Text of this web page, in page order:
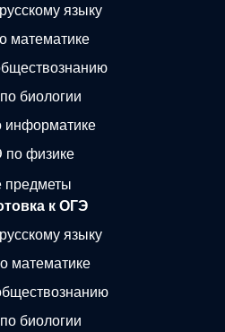
языку
математике
биологии
информатике
по физике
предметы
к ОГЭ
языку
математике
биологии